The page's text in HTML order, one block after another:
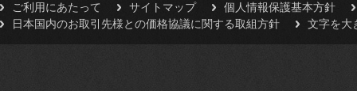
ご利用にあたって サイトマップ
個人情報保護基本方針
日本国内のお取引先様との価格協議に関する取組方針
文字を大